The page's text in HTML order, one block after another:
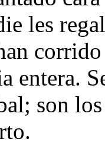
les
entera.
son